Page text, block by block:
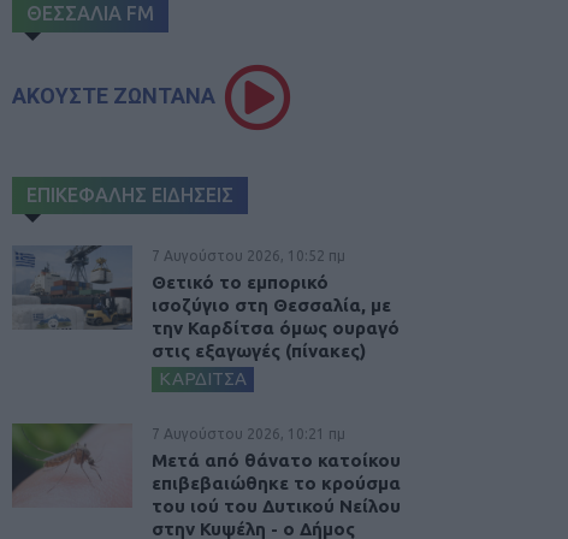
ΘΕΣΣΑΛΙΑ FM
ΑΚΟΥΣΤΕ ΖΩΝΤΑΝΑ
ΕΠΙΚΕΦΑΛΗΣ ΕΙΔΗΣΕΙΣ
7 Αυγούστου 2026, 10:52 πμ
Θετικό το εμπορικό
ισοζύγιο στη Θεσσαλία, με
την Καρδίτσα όμως ουραγό
στις εξαγωγές (πίνακες)
ΚΑΡΔΙΤΣΑ
7 Αυγούστου 2026, 10:21 πμ
Μετά από θάνατο κατοίκου
επιβεβαιώθηκε το κρούσμα
του ιού του Δυτικού Νείλου
στην Κυψέλη - ο Δήμος